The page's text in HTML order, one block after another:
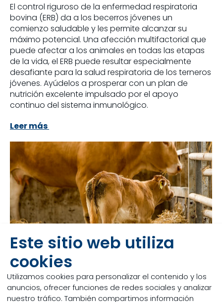
Este sitio web utiliza
cookies
Utilizamos cookies para personalizar el contenido y los
anuncios, ofrecer funciones de redes sociales y analizar
nuestro tráfico. También compartimos información
El control riguroso de la enfermedad respiratoria
bovina (ERB) da a los becerros jóvenes un
comienzo saludable y les permite alcanzar su
máximo potencial. Una afección multifactorial que
puede afectar a los animales en todas las etapas
de la vida, el ERB puede resultar especialmente
desafiante para la salud respiratoria de los terneros
jóvenes. Ayúdelos a prosperar con un plan de
nutrición excelente impulsado por el apoyo
continuo del sistema inmunológico.
Leer más
Manejo de la